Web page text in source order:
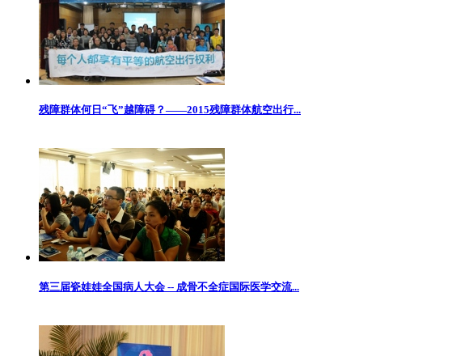
残障群体何日“飞”越障碍？——2015残障群体航空出行...
第三届瓷娃娃全国病人大会 -- 成骨不全症国际医学交流...